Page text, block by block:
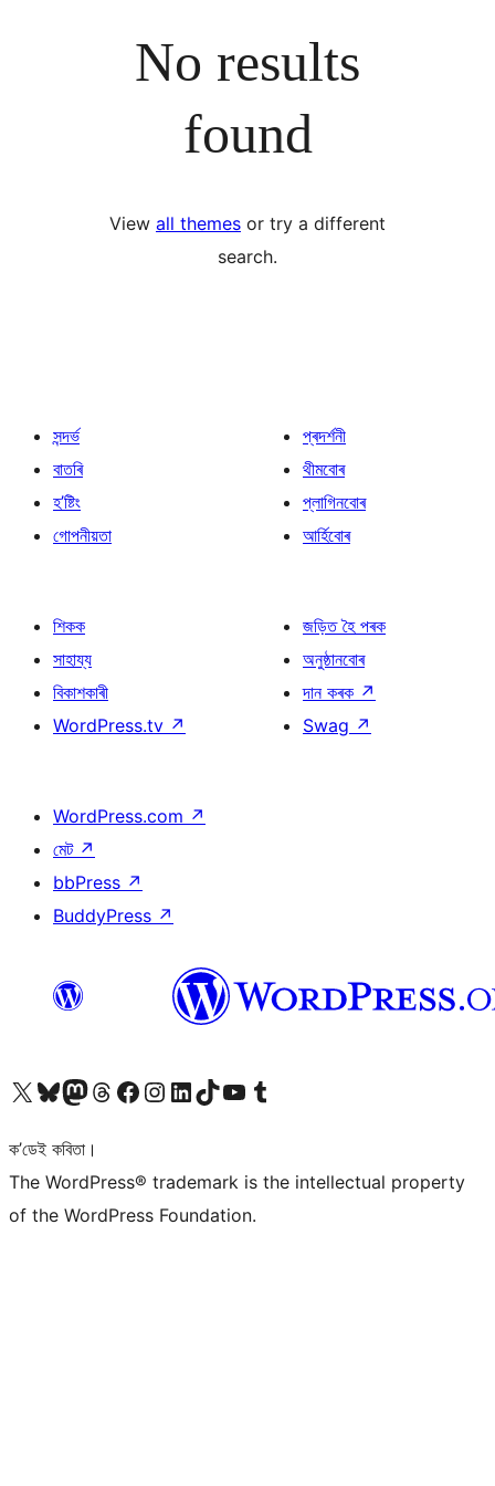
No results
found
View all themes or try a different
search.
সন্দৰ্ভ
বাতৰি
হ’ষ্টিং
গোপনীয়তা
প্ৰদৰ্শনী
থীমবোৰ
প্লাগিনবোৰ
আৰ্হিবোৰ
শিকক
সাহায্য
বিকাশকাৰী
WordPress.tv ↗
জড়িত হৈ পৰক
অনুষ্ঠানবোৰ
দান কৰক ↗
Swag ↗
WordPress.com ↗
মেট ↗
bbPress ↗
BuddyPress ↗
আমাৰ X (আগৰ Twitter) একাউণ্টলৈ যাওকআমাৰ Bluesky একাউণ্টলৈ যাওকআমাৰ Mastodon একাউণ্টলৈ যাওকআমাৰ Threads একাউণ্টলৈ যাওকআমাৰ Facebook পৃষ্ঠালৈ যাওকআমাৰ Instagram একাউণ্টলৈ যাওকআমাৰ LinkedIn একাউণ্টলৈ যাওকআমাৰ TikTok একাউণ্টলৈ যাওকআমাৰ YouTube চেনেললৈ যাওকআমাৰ Tumblr একাউণ্টলৈ যাওক
ক’ডেই কবিতা।
The WordPress® trademark is the intellectual property
of the WordPress Foundation.